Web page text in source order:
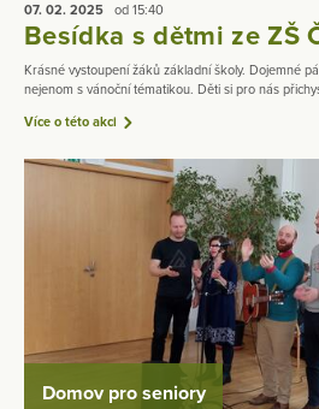
07. 02. 2025 od 15:40
Besídka s dětmi ze ZŠ
Krásné vystoupení žáků základní školy. Dojemné
nejenom s vánoční tématikou. Děti si pro nás
Více o této akci
Domov pro seniory